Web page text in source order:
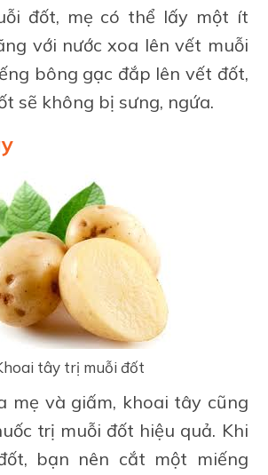
đốt, mẹ có thể lấy một ít
với nước xoa lên vết muỗi
bông gạc đắp lên vết đốt,
sẽ không bị sưng, ngứa.
tây trị muỗi đốt
mẹ và giấm, khoai tây cũng
trị muỗi đốt hiệu quả. Khi
bạn nên cắt một miếng